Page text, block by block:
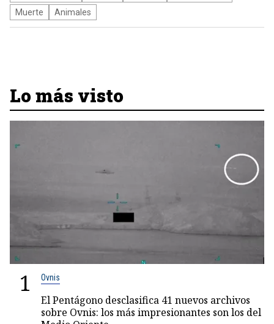
Muerte
Animales
Lo más visto
1 Ovnis
El Pentágono desclasifica 41 nuevos archivos
sobre Ovnis: los más impresionantes son los del